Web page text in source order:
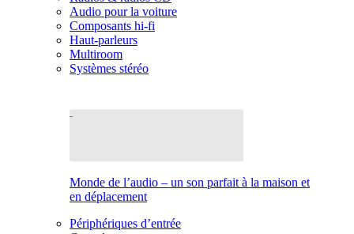
Audio pour la voiture
Composants hi-fi
Haut-parleurs
Multiroom
Systèmes stéréo
Monde de l’audio – un son parfait à la maison et
en déplacement
Périphériques d’entrée